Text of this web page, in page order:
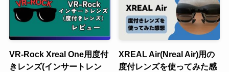
VR-Rock Xreal One用度付
きレンズ(インサートレン
XREAL Air(Nreal Air)用の
度付レンズを使ってみた感